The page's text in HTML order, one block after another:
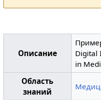
Описание
Digital
in
Область
знаний